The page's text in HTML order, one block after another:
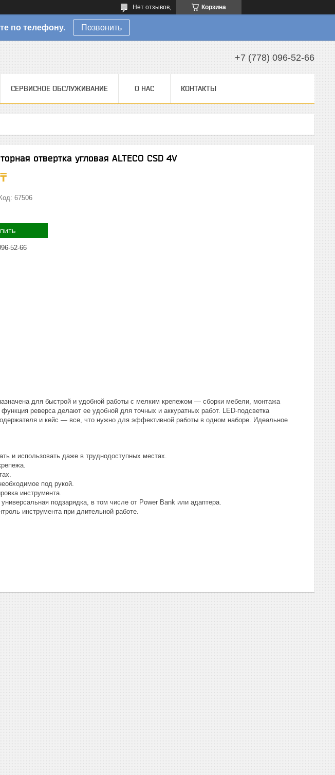
Корзина
Нет отзывов,
по телефону. Позвонить
+7 (778) 096-52-66
СЕРВИСНОЕ ОБСЛУЖИВАНИЕ О НАС КОНТАКТЫ
отвертка угловая ALTECO CSD 4V
Код: 67506
52-66
для быстрой и удобной работы с мелким крепежом — сборки мебели, монтажа
реверса делают ее удобной для точных и аккуратных работ. LED-подсветка
и кейс — все, что нужно для эффективной работы в одном наборе. Идеальное
и использовать даже в труднодоступных местах.
под рукой.
инструмента.
подзарядка, в том числе от Power Bank или адаптера.
инструмента при длительной работе.